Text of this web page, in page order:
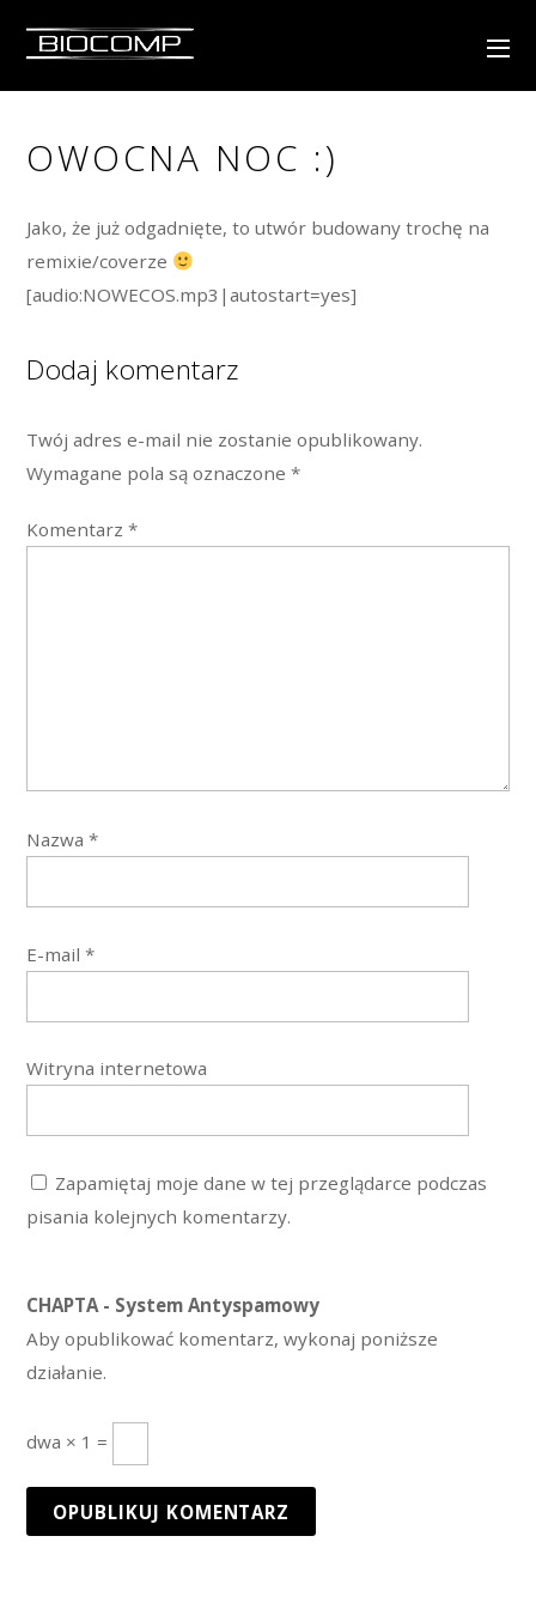
OWOCNA NOC :)
Jako, że już odgadnięte, to utwór budowany trochę na
remixie/coverze
[audio:NOWECOS.mp3|autostart=yes]
Dodaj komentarz
Twój adres e-mail nie zostanie opublikowany.
Wymagane pola są oznaczone*
Komentarz*
Nazwa*
E-mail*
Witryna internetowa
Zapamiętaj moje dane w tej przeglądarce podczas
pisania kolejnych komentarzy.
CHAPTA - System Antyspamowy
Aby opublikować komentarz, wykonaj poniższe
działanie.
dwa × 1 =